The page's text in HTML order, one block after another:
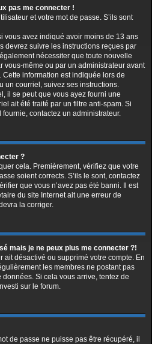
pas me connecter !
et votre mot de passe. S’ils sont
vous avez indiqué avoir moins de 13 ans
devrez suivre les instructions reçues par
nécessiter que toute nouvelle
vous-même ou par un administrateur avant
information est indiquée lors de
un courriel, suivez ses instructions.
il se peut que vous ayez fourni une
ait été traité par un filtre anti-spam. Si
contactez un administrateur.
?
cela. Premièrement, vérifiez que votre
soient corrects. S’ils le sont, contactez
que vous n’avez pas été banni. Il est
du site Internet ait une erreur de
la corriger.
mais je ne peux plus me connecter ?!
ait désactivé ou supprimé votre compte. En
les membres ne postant pas
Si cela vous arrive, tentez de
sur le forum.
de passe ne puisse pas être récupéré, il